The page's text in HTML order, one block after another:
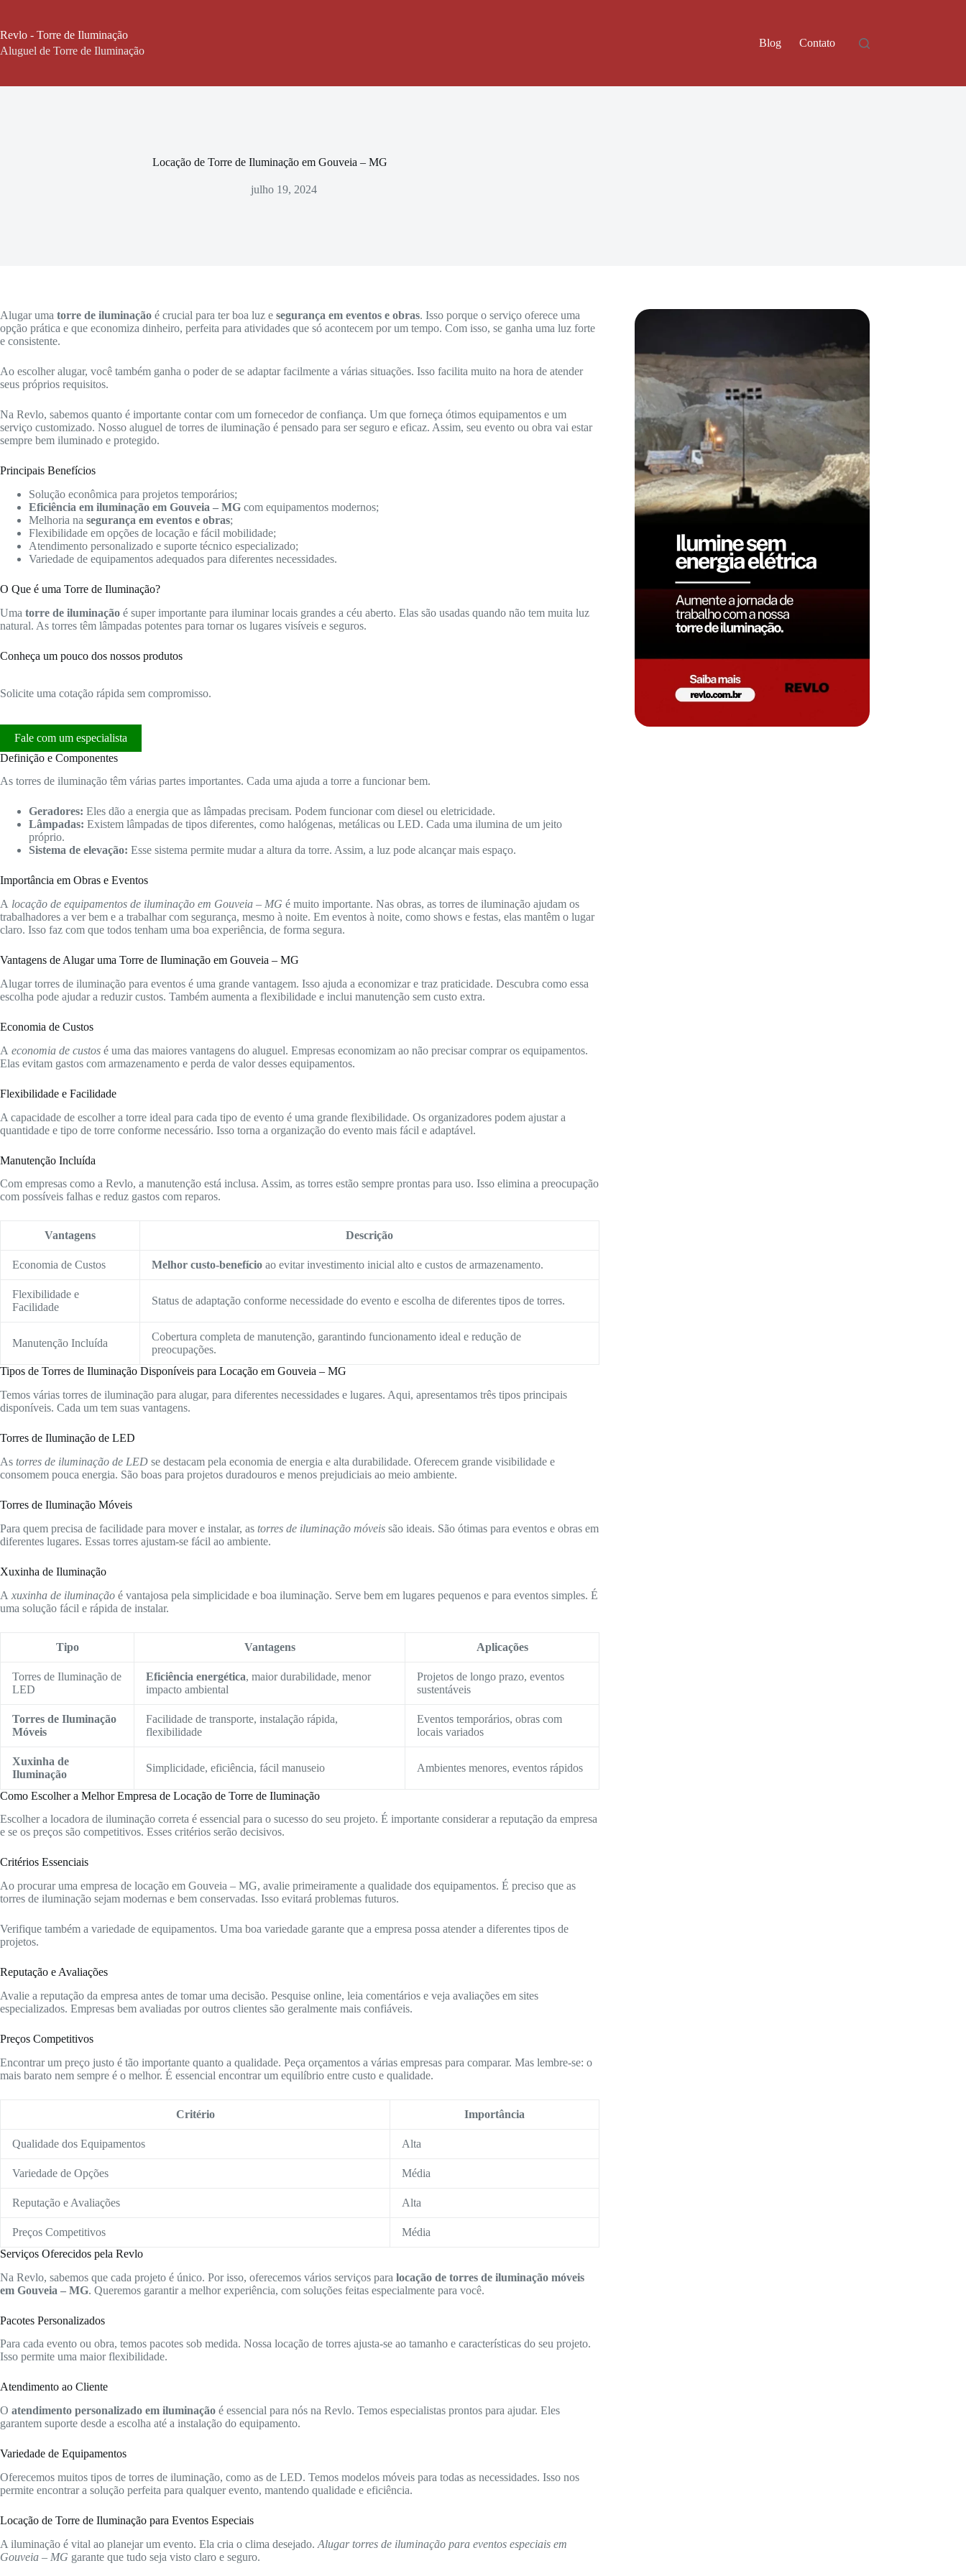
o
conteúdo
Revlo - Torre de Iluminação
Aluguel de Torre de Iluminação
Blog Contato
Locação de Torre de Iluminação em Gouveia – MG
julho 19, 2024
Alugar uma torre de iluminação é crucial para ter boa luz e segurança em eventos e obras. Isso porque o serviço oferece uma
opção prática e que economiza dinheiro, perfeita para atividades que só acontecem por um tempo. Com isso, se ganha uma luz forte
e consistente.
Ao escolher alugar, você também ganha o poder de se adaptar facilmente a várias situações. Isso facilita muito na hora de atender
seus próprios requisitos.
Na Revlo, sabemos quanto é importante contar com um fornecedor de confiança. Um que forneça ótimos equipamentos e um
serviço customizado. Nosso aluguel de torres de iluminação é pensado para ser seguro e eficaz. Assim, seu evento ou obra vai estar
sempre bem iluminado e protegido.
Principais Benefícios
Solução econômica para projetos temporários;
Eficiência em iluminação em Gouveia – MG com equipamentos modernos;
Melhoria na segurança em eventos e obras;
Flexibilidade em opções de locação e fácil mobilidade;
Atendimento personalizado e suporte técnico especializado;
Variedade de equipamentos adequados para diferentes necessidades.
O Que é uma Torre de Iluminação?
Uma torre de iluminação é super importante para iluminar locais grandes a céu aberto. Elas são usadas quando não tem muita luz
natural. As torres têm lâmpadas potentes para tornar os lugares visíveis e seguros.
Conheça um pouco dos nossos produtos
Solicite uma cotação rápida sem compromisso.
Fale com um especialista
Definição e Componentes
As torres de iluminação têm várias partes importantes. Cada uma ajuda a torre a funcionar bem.
Geradores: Eles dão a energia que as lâmpadas precisam. Podem funcionar com diesel ou eletricidade.
Lâmpadas: Existem lâmpadas de tipos diferentes, como halógenas, metálicas ou LED. Cada uma ilumina de um jeito
próprio.
Sistema de elevação: Esse sistema permite mudar a altura da torre. Assim, a luz pode alcançar mais espaço.
Importância em Obras e Eventos
A locação de equipamentos de iluminação em Gouveia – MG é muito importante. Nas obras, as torres de iluminação ajudam os
trabalhadores a ver bem e a trabalhar com segurança, mesmo à noite. Em eventos à noite, como shows e festas, elas mantêm o lugar
claro. Isso faz com que todos tenham uma boa experiência, de forma segura.
Vantagens de Alugar uma Torre de Iluminação em Gouveia – MG
Alugar torres de iluminação para eventos é uma grande vantagem. Isso ajuda a economizar e traz praticidade. Descubra como essa
escolha pode ajudar a reduzir custos. Também aumenta a flexibilidade e inclui manutenção sem custo extra.
Economia de Custos
A economia de custos é uma das maiores vantagens do aluguel. Empresas economizam ao não precisar comprar os equipamentos.
Elas evitam gastos com armazenamento e perda de valor desses equipamentos.
Flexibilidade e Facilidade
A capacidade de escolher a torre ideal para cada tipo de evento é uma grande flexibilidade. Os organizadores podem ajustar a
quantidade e tipo de torre conforme necessário. Isso torna a organização do evento mais fácil e adaptável.
Manutenção Incluída
Com empresas como a Revlo, a manutenção está inclusa. Assim, as torres estão sempre prontas para uso. Isso elimina a preocupação
com possíveis falhas e reduz gastos com reparos.
Vantagens Descrição
Economia de Custos Melhor custo-benefício ao evitar investimento inicial alto e custos de armazenamento.
Flexibilidade e
Facilidade
Status de adaptação conforme necessidade do evento e escolha de diferentes tipos de torres.
Manutenção Incluída
Cobertura completa de manutenção, garantindo funcionamento ideal e redução de
preocupações.
Tipos de Torres de Iluminação Disponíveis para Locação em Gouveia – MG
Temos várias torres de iluminação para alugar, para diferentes necessidades e lugares. Aqui, apresentamos três tipos principais
disponíveis. Cada um tem suas vantagens.
Torres de Iluminação de LED
As torres de iluminação de LED se destacam pela economia de energia e alta durabilidade. Oferecem grande visibilidade e
consomem pouca energia. São boas para projetos duradouros e menos prejudiciais ao meio ambiente.
Torres de Iluminação Móveis
Para quem precisa de facilidade para mover e instalar, as torres de iluminação móveis são ideais. São ótimas para eventos e obras em
diferentes lugares. Essas torres ajustam-se fácil ao ambiente.
Xuxinha de Iluminação
A xuxinha de iluminação é vantajosa pela simplicidade e boa iluminação. Serve bem em lugares pequenos e para eventos simples. É
uma solução fácil e rápida de instalar.
Tipo Vantagens Aplicações
Torres de Iluminação de
LED
Eficiência energética, maior durabilidade, menor
impacto ambiental
Projetos de longo prazo, eventos
sustentáveis
Torres de Iluminação
Móveis
Facilidade de transporte, instalação rápida,
flexibilidade
Eventos temporários, obras com
locais variados
Xuxinha de
Iluminação
Simplicidade, eficiência, fácil manuseio Ambientes menores, eventos rápidos
Como Escolher a Melhor Empresa de Locação de Torre de Iluminação
Escolher a locadora de iluminação correta é essencial para o sucesso do seu projeto. É importante considerar a reputação da empresa
e se os preços são competitivos. Esses critérios serão decisivos.
Critérios Essenciais
Ao procurar uma empresa de locação em Gouveia – MG, avalie primeiramente a qualidade dos equipamentos. É preciso que as
torres de iluminação sejam modernas e bem conservadas. Isso evitará problemas futuros.
Verifique também a variedade de equipamentos. Uma boa variedade garante que a empresa possa atender a diferentes tipos de
projetos.
Reputação e Avaliações
Avalie a reputação da empresa antes de tomar uma decisão. Pesquise online, leia comentários e veja avaliações em sites
especializados. Empresas bem avaliadas por outros clientes são geralmente mais confiáveis.
Preços Competitivos
Encontrar um preço justo é tão importante quanto a qualidade. Peça orçamentos a várias empresas para comparar. Mas lembre-se: o
mais barato nem sempre é o melhor. É essencial encontrar um equilíbrio entre custo e qualidade.
Critério Importância
Qualidade dos Equipamentos Alta
Variedade de Opções Média
Reputação e Avaliações Alta
Preços Competitivos
Média
Serviços Oferecidos pela Revlo
Na Revlo, sabemos que cada projeto é único. Por isso, oferecemos vários serviços para locação de torres de iluminação móveis
em Gouveia – MG. Queremos garantir a melhor experiência, com soluções feitas especialmente para você.
Pacotes Personalizados
Para cada evento ou obra, temos pacotes sob medida. Nossa locação de torres ajusta-se ao tamanho e características do seu projeto.
Isso permite uma maior flexibilidade.
Atendimento ao Cliente
O atendimento personalizado em iluminação é essencial para nós na Revlo. Temos especialistas prontos para ajudar. Eles
garantem suporte desde a escolha até a instalação do equipamento.
Variedade de Equipamentos
Oferecemos muitos tipos de torres de iluminação, como as de LED. Temos modelos móveis para todas as necessidades. Isso nos
permite encontrar a solução perfeita para qualquer evento, mantendo qualidade e eficiência.
Locação de Torre de Iluminação para Eventos Especiais
A iluminação é vital ao planejar um evento. Ela cria o clima desejado. Alugar torres de iluminação para eventos especiais em
Gouveia – MG garante que tudo seja visto claro e seguro.